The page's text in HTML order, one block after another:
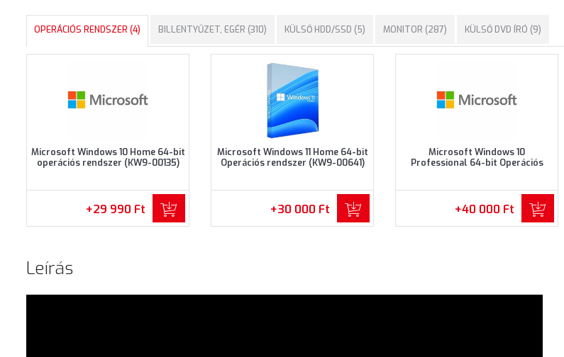
OPERÁCIÓS RENDSZER (4) BILLENTYŰZET, EGÉR (310) KÜLSŐ HDD/SSD (5) MONITOR (287) KÜLSŐ DVD ÍRÓ (9)
Microsoft Windows 10 Home 64-bit
operációs rendszer (KW9-00135)
+29 990 Ft
Microsoft Windows 11 Home 64-bit
Operációs rendszer (KW9-00641)
+30 000 Ft
Microsoft Windows 10
Professional 64-bit Operációs
+40 000 Ft
Leírás